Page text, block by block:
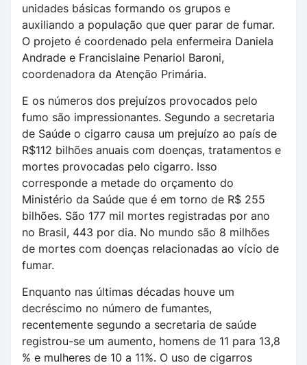
unidades básicas formando os grupos e
auxiliando a população que quer parar de fumar.
O projeto é coordenado pela enfermeira Daniela
Andrade e Francislaine Penariol Baroni,
coordenadora da Atenção Primária.
E os números dos prejuízos provocados pelo
fumo são impressionantes. Segundo a secretaria
de Saúde o cigarro causa um prejuízo ao país de
R$112 bilhões anuais com doenças, tratamentos e
mortes provocadas pelo cigarro. Isso
corresponde a metade do orçamento do
Ministério da Saúde que é em torno de R$ 255
bilhões. São 177 mil mortes registradas por ano
no Brasil, 443 por dia. No mundo são 8 milhões
de mortes com doenças relacionadas ao vício de
fumar.
Enquanto nas últimas décadas houve um
decréscimo no número de fumantes,
recentemente segundo a secretaria de saúde
registrou-se um aumento, homens de 11 para 13,8
% e mulheres de 10 a 11%. O uso de cigarros